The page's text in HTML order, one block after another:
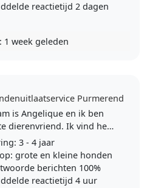
reactietijd 2 dagen
1 week geleden
Purmerend
is Angelique en ik ben
dierenvriend. Ik vind het
met honden bezig te
2019 ben ik vrijwilliger
3 - 4 jaar
grote en kleine honden
berichten 100%
reactietijd 4 uur